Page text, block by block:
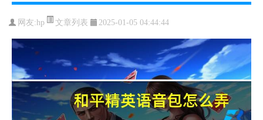
网友:hp 文章列表 2025-01-05 04:44:44